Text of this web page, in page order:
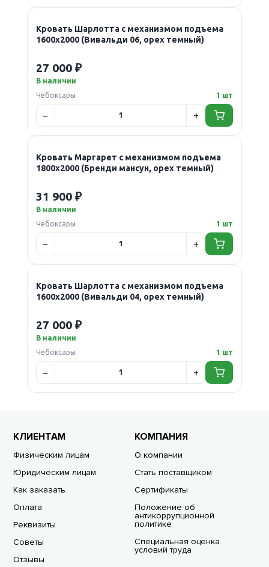
Кровать Шарлотта с механизмом подъема
1600х2000 (Вивальди 06, орех темный)
27 000 ₽
В наличии
Чебоксары
1 шт
Кровать Маргарет с механизмом подъема
1800х2000 (Бренди мансун, орех темный)
31 900 ₽
В наличии
Чебоксары
1 шт
Кровать Шарлотта с механизмом подъема
1600х2000 (Вивальди 04, орех темный)
27 000 ₽
В наличии
Чебоксары
1 шт
КЛИЕНТАМ
Физическим лицам
Юридическим лицам
Как заказать
Оплата
Реквизиты
Советы
Отзывы
КОМПАНИЯ
О компании
Стать поставщиком
Сертификаты
Положение об
антикоррупционной
политике
Специальная оценка
условий труда